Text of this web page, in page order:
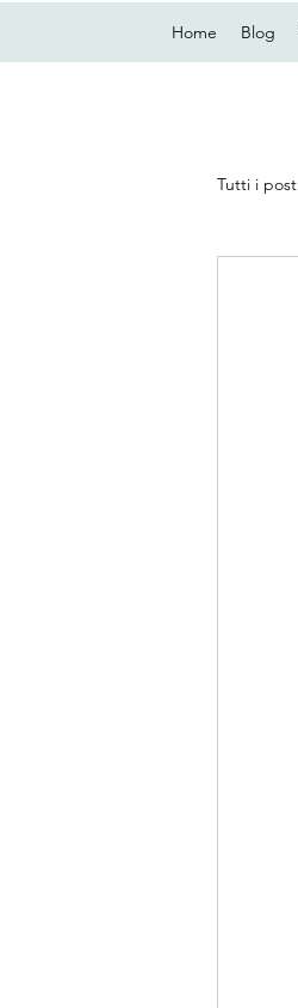
Home Blog
Tutti i post